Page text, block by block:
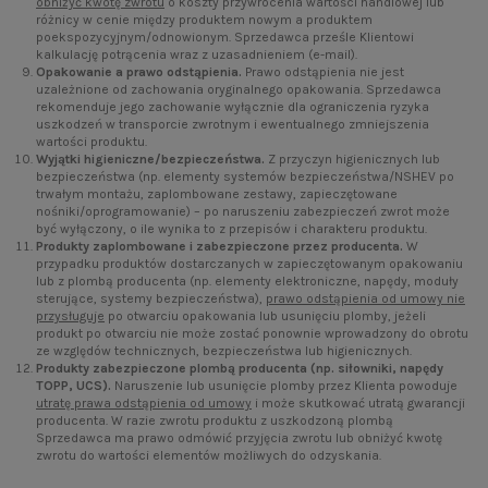
różnicy w cenie między produktem nowym a produktem
poekspozycyjnym/odnowionym. Sprzedawca prześle Klientowi
kalkulację potrącenia wraz z uzasadnieniem (e-mail).
Opakowanie a prawo odstąpienia. Prawo odstąpienia nie jest
uzależnione od zachowania oryginalnego opakowania. Sprzedawca
rekomenduje jego zachowanie wyłącznie dla ograniczenia ryzyka
uszkodzeń w transporcie zwrotnym i ewentualnego zmniejszenia
wartości produktu.
Wyjątki higieniczne/bezpieczeństwa. Z przyczyn higienicznych lub
bezpieczeństwa (np. elementy systemów bezpieczeństwa/NSHEV po
trwałym montażu, zaplombowane zestawy, zapieczętowane
nośniki/oprogramowanie) – po naruszeniu zabezpieczeń zwrot może
być wyłączony, o ile wynika to z przepisów i charakteru produktu.
Produkty zaplombowane i zabezpieczone przez producenta. W
przypadku produktów dostarczanych w zapieczętowanym opakowaniu
lub z plombą producenta (np. elementy elektroniczne, napędy, moduły
sterujące, systemy bezpieczeństwa), prawo odstąpienia od umowy nie
przysługuje po otwarciu opakowania lub usunięciu plomby, jeżeli
produkt po otwarciu nie może zostać ponownie wprowadzony do obrotu
ze względów technicznych, bezpieczeństwa lub higienicznych.
Produkty zabezpieczone plombą producenta (np. siłowniki, napędy
TOPP, UCS). Naruszenie lub usunięcie plomby przez Klienta powoduje
utratę prawa odstąpienia od umowy i może skutkować utratą gwarancji
producenta. W razie zwrotu produktu z uszkodzoną plombą
Sprzedawca ma prawo odmówić przyjęcia zwrotu lub obniżyć kwotę
zwrotu do wartości elementów możliwych do odzyskania.